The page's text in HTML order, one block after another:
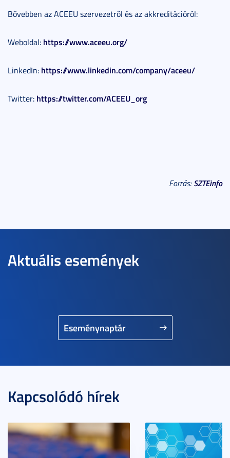
Bővebben az ACEEU szervezetről és az akkreditációról:
Weboldal: https://www.aceeu.org/
LinkedIn: https://www.linkedin.com/company/aceeu/
Twitter: https://twitter.com/ACEEU_org
Forrás: SZTEinfo
Aktuális események
Eseménynaptár
Kapcsolódó hírek